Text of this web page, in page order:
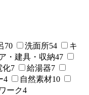
70 洗面所54
キ
・建具・収納47
化7 給湯器7
4 自然素材10
ーク4